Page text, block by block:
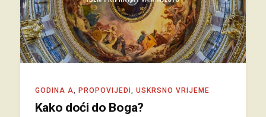
GODINA A PROPOVIJEDI USKRSNO VRIJEME
Kako doći do Boga?